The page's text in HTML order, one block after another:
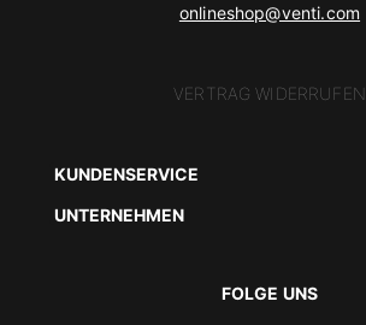
onlineshop@venti.com
VERTRAG WIDERRUFEN
KUNDENSERVICE
UNTERNEHMEN
FOLGE UNS